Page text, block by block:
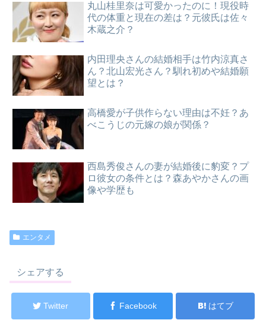
丸山桂里奈は可愛かったのに！現役時
代の体重と現在の差は？元彼氏は佐々
木蔵之介？
内田理央さんの結婚相手は竹内涼真さ
ん？北山宏光さん？馴れ初めや結婚願
望とは？
高橋愛が子供作らない理由は不妊？あ
べこうじの元嫁の娘が関係？
西島秀俊さんの妻が結婚後に豹変？プ
ロ彼女の条件とは？森あやかさんの画
像や学歴も
エンタメ
シェアする
Twitter Facebook はてブ